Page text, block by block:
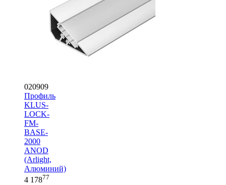
020909
Профиль
KLUS-
LOCK-
FM-
BASE-
2000
ANOD
(Arlight,
Алюминий)
4 17877